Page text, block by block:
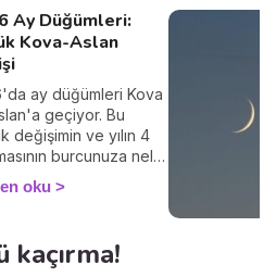
Ay Düğümleri:
Kova-Aslan
ay düğümleri Kova
geçiyor. Bu
değişimin ve yılın 4
burcunuza neler
keşfedin.
oku
kaçırma!